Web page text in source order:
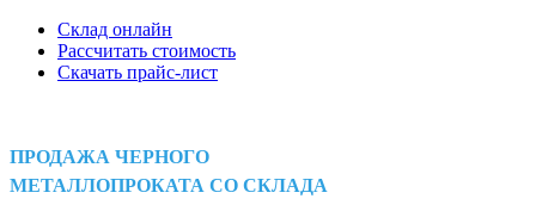
Склад онлайн
Рассчитать стоимость
Скачать прайс-лист
ПРОДАЖА ЧЕРНОГО
МЕТАЛЛОПРОКАТА СО СКЛАДА